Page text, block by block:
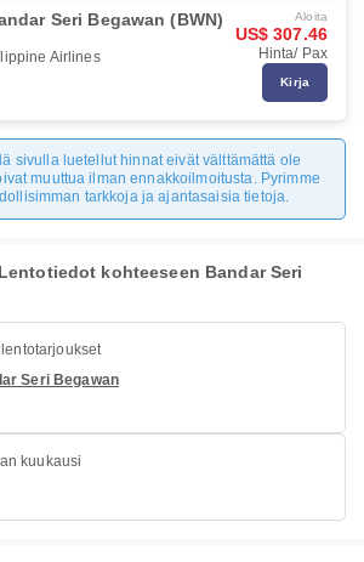
Seri Begawan (BWN)
Airlines
Aloita
US$ 307.46
Hinta/ Pax
Kirja
sivulla luetellut hinnat eivät välttämättä ole
muuttua ilman ennakkoilmoitusta. Pyrimme
tarkkoja ja ajantasaisia tietoja.
kohteeseen Bandar Seri
Seri Begawan
kuukausi